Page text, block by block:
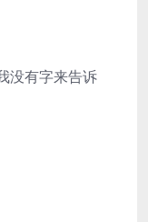
没有字来告诉